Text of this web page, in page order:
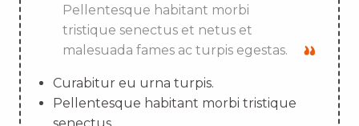
Pellentesque habitant morbi
tristique senectus et netus et
malesuada fames ac turpis egestas.
Curabitur eu urna turpis.
Pellentesque habitant morbi tristique